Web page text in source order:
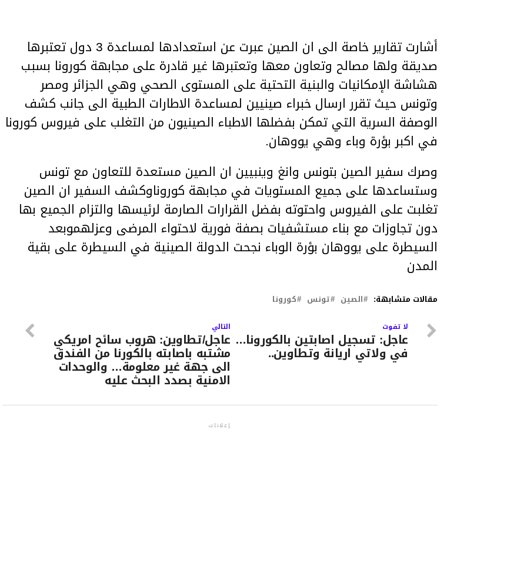
أشارت تقارير خاصة الى ان الصين عبرت عن استعدادها لمساعدة 3 دول تعتبرها
صديقة ولها مصالح وتعاون معها وتعتبرها غير قادرة على مجابهة كورونا بسبب
هشاشة الإمكانيات والبنية التحتية على المستوى الصحي وهي الجزائر ومصر
وتونس حيث تقرر ارسال خبراء صينيين لمساعدة الاطارات الطبية الى جانب كشف
الوصفة السرية التي تمكن بفضلها الاطباء الصينيون من التغلب على فيروس كورونا
في اكبر بؤرة وباء وهي يووهان.
وصرك سفير الصين بتونس وانغ وينبيين ان الصين مستعدة للتعاون مع تونس
وستساعدها على جميع المستويات في مجابهة كوروناوكشف السفير ان الصين
تغلبت على الفيروس واحتوته بفضل القرارات الصارمة لرئيسها والتزام الجميع بها
دون تجاوزات مع بناء مستشفيات بصفة فورية لاحتواء المرضى وعزلهموبعد
السيطرة على يووهان بؤرة الوباء نجحت الدولة الصينية في السيطرة على بقية
المدن
مقالات متشابهة: الصين تونس كورونا
التالي
عاجل/تطاوين: هروب سائح امريكي
مشتبه باصابته بالكورنا من الفندق
الى جهة غير معلومة… والوحدات
الامنية بصدد البحث عليه
لا تفوت
عاجل: تسجيل اصابتين بالكورونا…
في ولاتي اريانة وتطاوين..
إعلانات